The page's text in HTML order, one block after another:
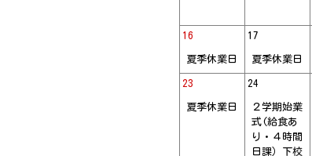
【時間割/6年2組 】
【時間割/6年1組 】
【時間割/1年2組 】
16 17
夏季休業日 夏季休業日
23 24
夏季休業日
２学期始業
式(給食あ
り・４時間
日課）下校